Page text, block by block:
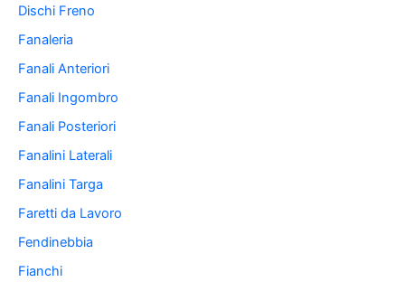
Dischi Freno
Fanaleria
Fanali Anteriori
Fanali Ingombro
Fanali Posteriori
Fanalini Laterali
Fanalini Targa
Faretti da Lavoro
Fendinebbia
Fianchi